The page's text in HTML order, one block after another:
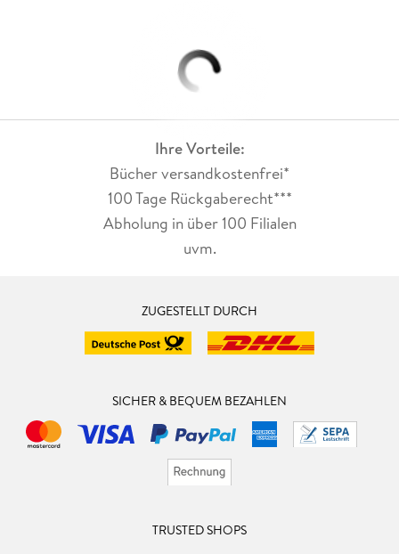
Ihre Vorteile:
Bücher versandkostenfrei*
100 Tage Rückgaberecht***
Abholung in über 100 Filialen
uvm.
ZUGESTELLT DURCH
SICHER & BEQUEM BEZAHLEN
TRUSTED SHOPS